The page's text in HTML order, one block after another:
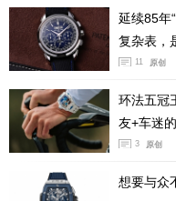
316L不锈钢材质，但这
能力。
延续85年
复杂表，
11 原创
环法五冠
友+车迷
3 原创
想要与众